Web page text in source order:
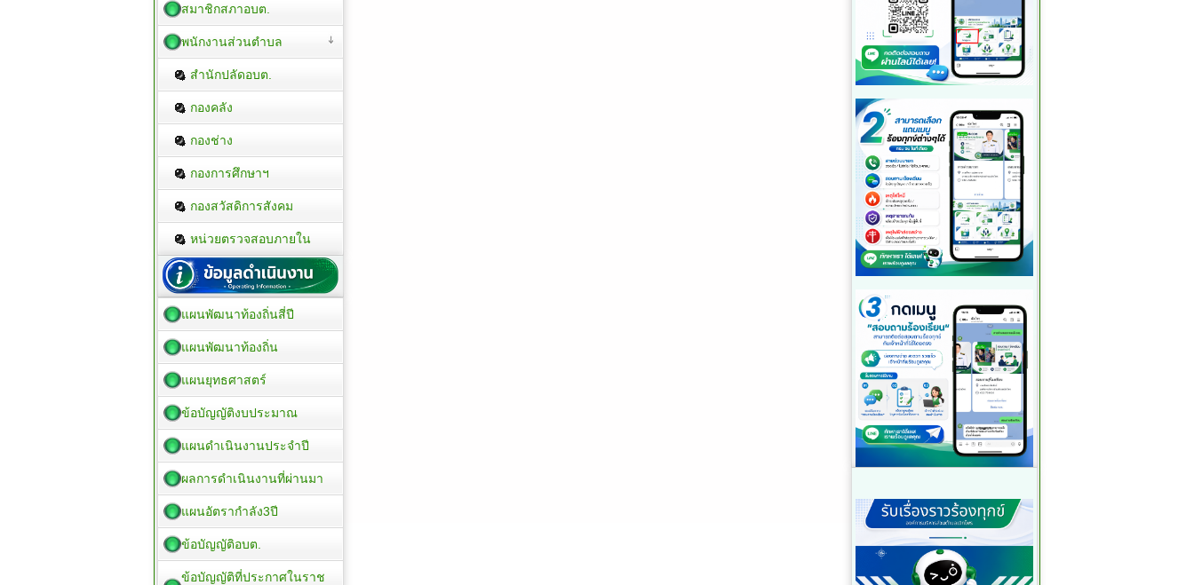
สมาชิกสภาอบต.
พนักงานส่วนตำบล
สำนักปลัดอบต.
กองคลัง
กองช่าง
กองการศึกษาฯ
กองสวัสดิการสังคม
หน่วยตรวจสอบภายใน
แผนพัฒนาท้องถิ่นสี่ปี
แผนพัฒนาท้องถิ่น
แผนยุทธศาสตร์
ข้อบัญญัติงบประมาณ
แผนดำเนินงานประจำปี
ผลการดำเนินงานที่ผ่านมา
แผนอัตรากำลัง3ปี
ข้อบัญญัติอบต.
ข้อบัญญัติที่ประกาศในราช